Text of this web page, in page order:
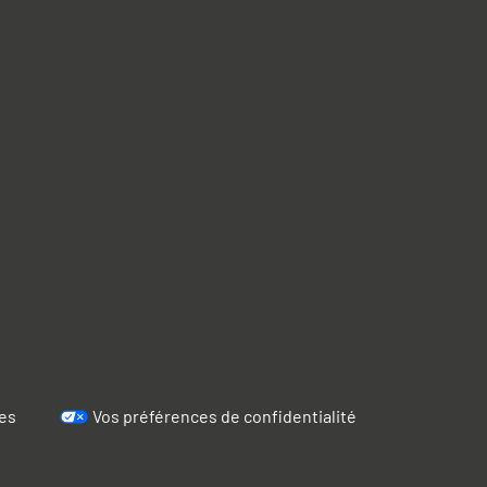
Vos préférences de confidentialité